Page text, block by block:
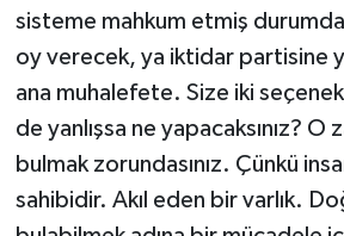
sisteme mahkum etmiş
oy verecek, ya iktidar partisine
ana muhalefete. Size iki
de yanlışsa ne yapacaksınız? O
bulmak zorundasınız. Çünkü
sahibidir. Akıl eden bir varlık.